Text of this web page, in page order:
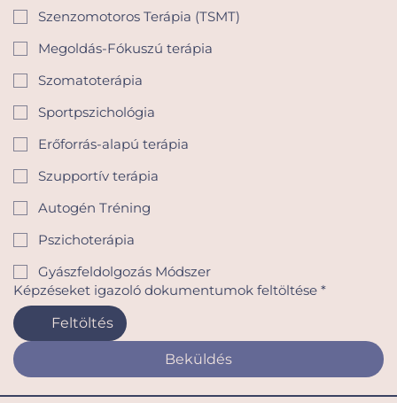
Szenzomotoros Terápia (TSMT)
Megoldás-Fókuszú terápia
Szomatoterápia
Sportpszichológia
Erőforrás-alapú terápia
Szupportív terápia
Autogén Tréning
Pszichoterápia
Gyászfeldolgozás Módszer
Képzéseket igazoló dokumentumok feltöltése *
Feltöltés
Beküldés